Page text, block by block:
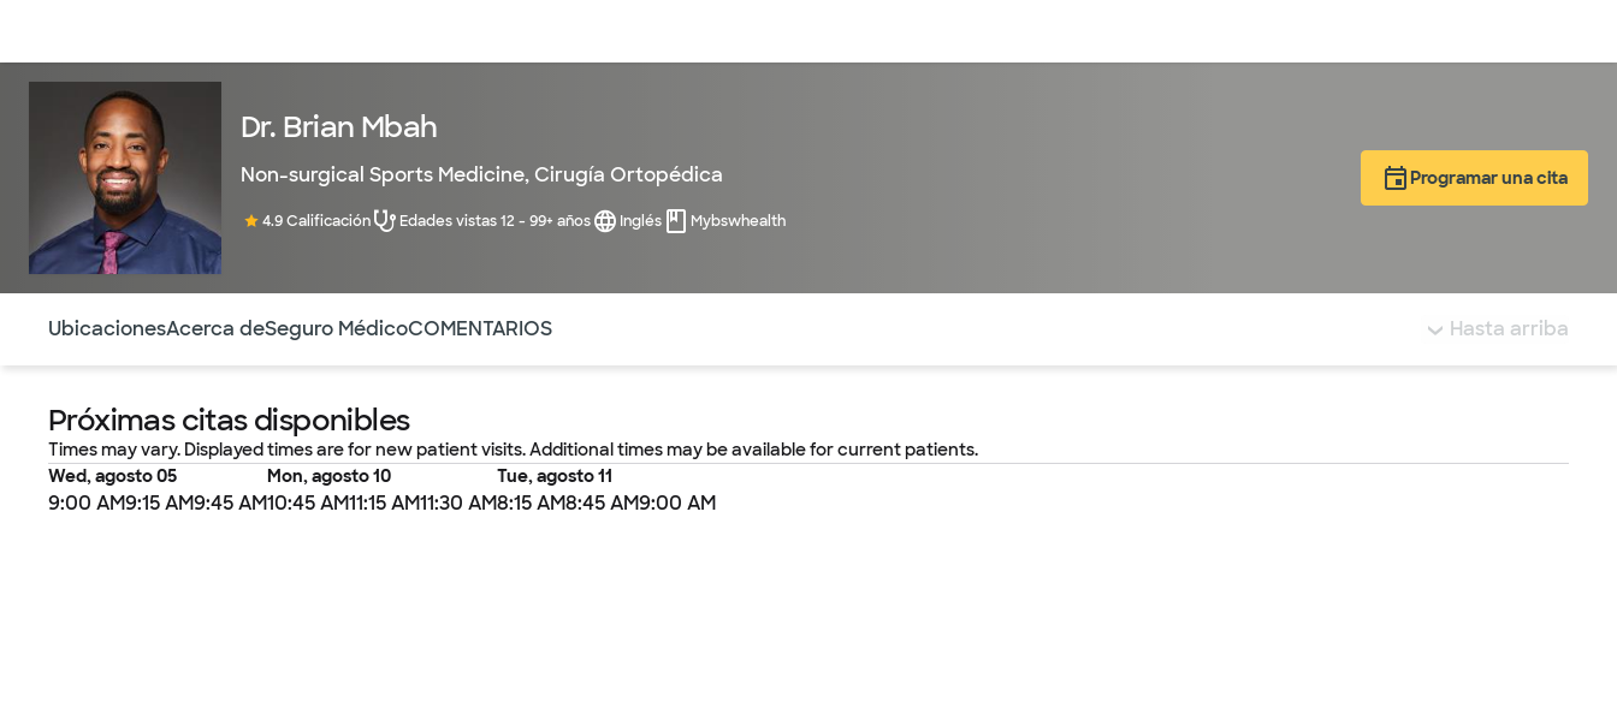
Dr. Brian Mbah
Non-surgical Sports Medicine, Cirugía Ortopédica
4.9 Calificación Edades vistas 12 - 99+ años Inglés Mybswhealth
Programar una cita
UbicacionesAcerca deSeguro MédicoCOMENTARIOS Hasta arriba
Próximas citas disponibles
Times may vary. Displayed times are for new patient visits. Additional times may be available for current patients.
Wed, agosto 05
9:00 AM9:15 AM9:45 AM
Mon, agosto 10
10:45 AM11:15 AM11:30 AM
Tue, agosto 11
8:15 AM8:45 AM9:00 AM